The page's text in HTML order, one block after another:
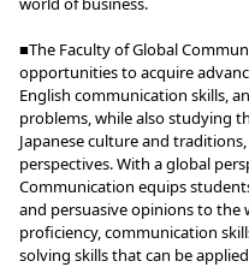
■The Faculty of Global
opportunities to acquire
English communication skills,
problems, while also studying
Japanese culture and
perspectives. With a global
Communication equips
and persuasive opinions to the
proficiency, communication
solving skills that can be